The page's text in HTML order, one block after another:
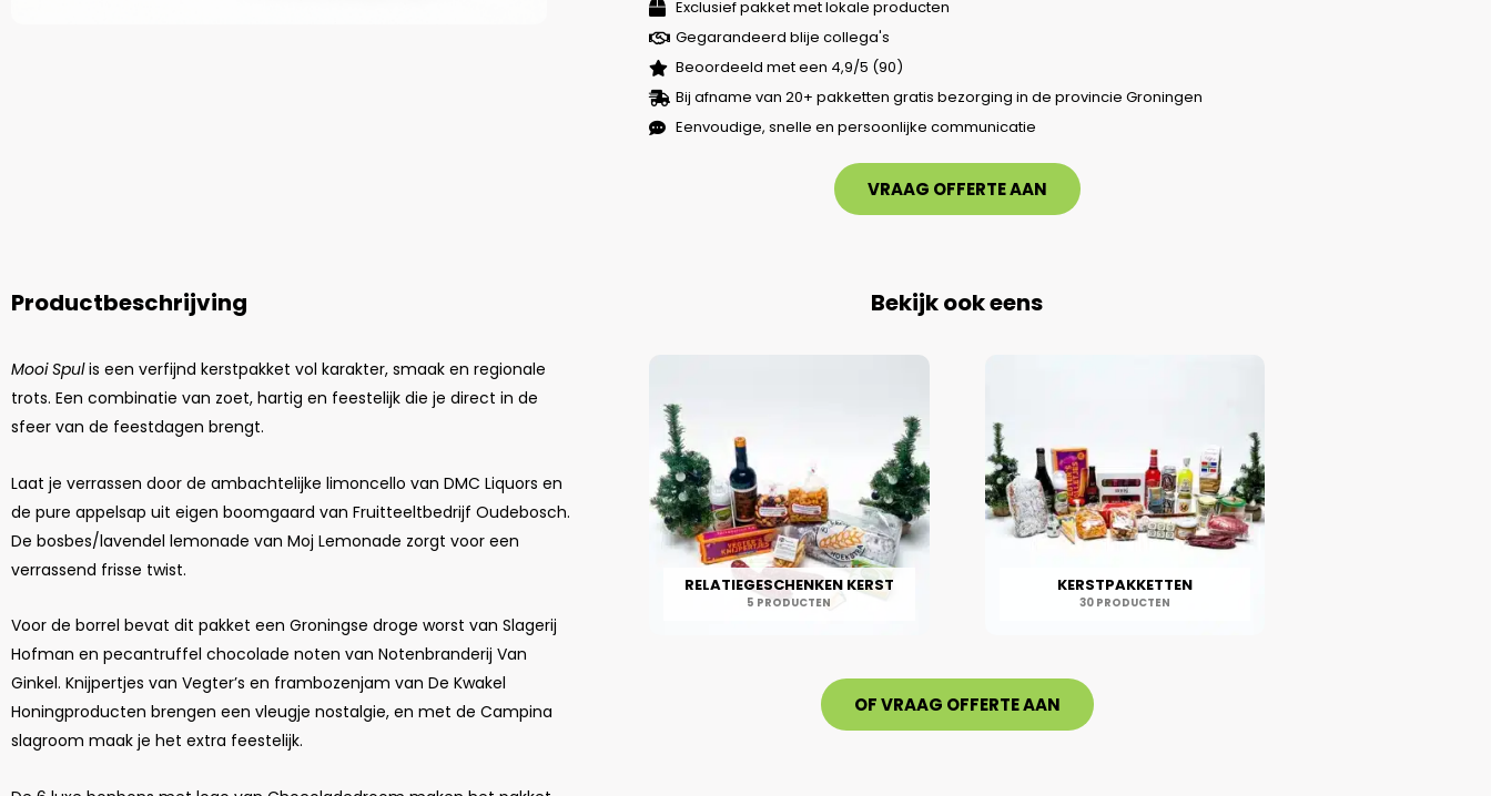
Exclusief pakket met lokale producten
Gegarandeerd blije collega's
Beoordeeld met een 4,9/5 (90)
Bij afname van 20+ pakketten gratis bezorging in de provincie Groningen
Eenvoudige, snelle en persoonlijke communicatie
VRAAG OFFERTE AAN
Productbeschrijving
Mooi Spulis een verfijnd kerstpakket vol karakter, smaak en regionale
trots. Een combinatie van zoet, hartig en feestelijk die je direct in de
sfeer van de feestdagen brengt.
Laat je verrassen door de ambachtelijke limoncello van DMC Liquors en
de pure appelsap uit eigen boomgaard van Fruitteeltbedrijf Oudebosch.
De bosbes/lavendel lemonade van Moj Lemonade zorgt voor een
verrassend frisse twist.
Voor de borrel bevat dit pakket een Groningse droge worst van Slagerij
Hofman en pecantruffel chocolade noten van Notenbranderij Van
Ginkel. Knijpertjes van Vegter’s en frambozenjam van De Kwakel
Honingproducten brengen een vleugje nostalgie, en met de Campina
slagroom maak je het extra feestelijk.
Bekijk ook eens
RELATIEGESCHENKEN KERST
5 PRODUCTEN
KERSTPAKKETTEN
30 PRODUCTEN
OF VRAAG OFFERTE AAN